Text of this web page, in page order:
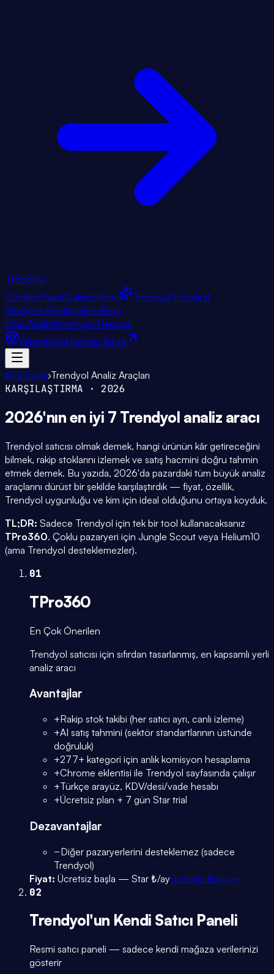
TPro360
ÖzelliklerNasıl ÇalışırEklenti
Trendyol Fotoğraf
StüdyosuFiyatlandırmaBlog
Ürün AnalizKomisyon Hesapla
EklentiGirişÜcretsiz Başla
Ana Sayfa›Trendyol Analiz Araçları
KARŞILAŞTIRMA · 2026
2026'nın en iyi 7 Trendyol analiz aracı
Trendyol satıcısı olmak demek, hangi ürünün kâr getireceğini
bilmek, rakip stoklarını izlemek ve satış hacmini doğru tahmin
etmek demek. Bu yazıda, 2026'da pazardaki tüm büyük analiz
araçlarını dürüst bir şekilde karşılaştırdık — fiyat, özellik,
Trendyol uygunluğu ve kim için ideal olduğunu ortaya koyduk.
TL;DR: Sadece Trendyol için tek bir tool kullanacaksanız
TPro360. Çoklu pazaryeri için Jungle Scout veya Helium10
(ama Trendyol desteklemezler).
01
TPro360
En Çok Önerilen
Trendyol satıcısı için sıfırdan tasarlanmış, en kapsamlı yerli
analiz aracı
Avantajlar
+Rakip stok takibi (her satıcı ayrı, canlı izleme)
+AI satış tahmini (sektör standartlarının üstünde
doğruluk)
+277+ kategori için anlık komisyon hesaplama
+Chrome eklentisi ile Trendyol sayfasında çalışır
+Türkçe arayüz, KDV/desi/vade hesabı
+Ücretsiz plan + 7 gün Star trial
Dezavantajlar
−Diğer pazaryerlerini desteklemez (sadece
Trendyol)
Fiyat: Ücretsiz başla — Star ₺/ayÜcretsiz Başla →
02
Trendyol'un Kendi Satıcı Paneli
Resmi satıcı paneli — sadece kendi mağaza verilerinizi
gösterir